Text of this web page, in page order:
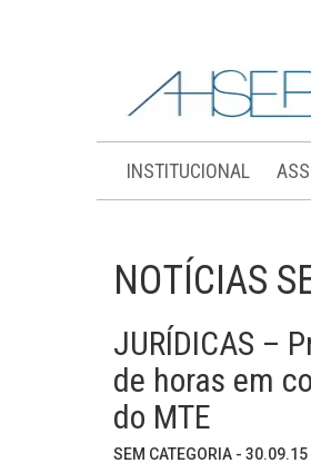
INSTITUCIONAL
NOTÍCIAS
JURÍDICAS –
de horas em
do MTE
SEM CATEGORIA - 30.09.15